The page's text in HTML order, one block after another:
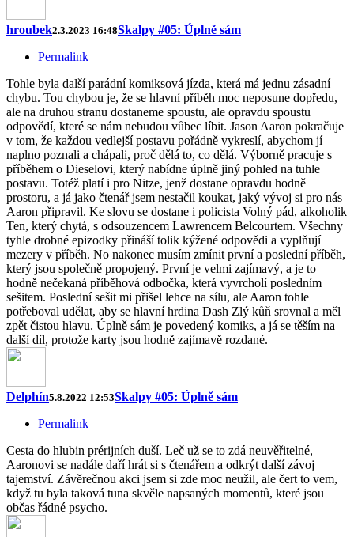
hroubek2.3.2023 16:48Skalpy #05: Úplně sám
Permalink
Tohle byla další parádní komiksová jízda, která má jednu zásadní
chybu. Tou chybou je, že se hlavní příběh moc neposune dopředu,
ale na druhou stranu dostaneme spoustu, ale opravdu spoustu
odpovědí, které se nám nebudou vůbec líbit. Jason Aaron pokračuje
v tom, že každou vedlejší postavu pořádně vykreslí, abychom jí
naplno poznali a chápali, proč dělá to, co dělá. Výborně pracuje s
příběhem o Dieselovi, který nabídne úplně jiný pohled na tuhle
postavu. Totéž platí i pro Nitze, jenž dostane opravdu hodně
prostoru, a já jako čtenář jsem nestačil koukat, jaký vývoj si pro nás
Aaron připravil. Ke slovu se dostane i policista Volný pád, alkoholik
Ten, který chytá, s odsouzencem Lawrencem Belcourtem. Všechny
tyhle drobné epizodky přináší tolik kýžené odpovědi a vyplňují
mezery v příběh. No nakonec musím zmínit první a poslední příběh,
který jsou společně propojený. První je velmi zajímavý, a je to
hodně nečekaná příběhová odbočka, která vyvrcholí posledním
sešitem. Poslední sešit mi přišel lehce na sílu, ale Aaron tohle
potřeboval udělat, aby se hlavní hrdina Dash Zlý kůň srovnal a měl
zpět čistou hlavu. Úplně sám je povedený komiks, a já se těším na
další díl, protože karty jsou hodně zajímavě rozdané.
Delphín5.8.2022 12:53Skalpy #05: Úplně sám
Permalink
Cesta do hlubin prérijních duší. Leč už se to zdá neuvěřitelné,
Aaronovi se nadále daří hrát si s čtenářem a odkrýt další závoj
tajemství. Závěrečnou akci jsem si zde moc neužil, ale čert to vem,
když tu byla taková tuna skvěle napsaných momentů, které jsou
občas řádné psycho.